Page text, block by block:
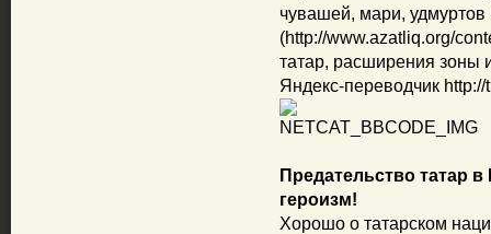
чувашей, мари, удмуртов
(http://www.azatliq.org/
татар, расширения зоны
Яндекс-переводчик
Предательство татар
героизм!
Хорошо о татарском